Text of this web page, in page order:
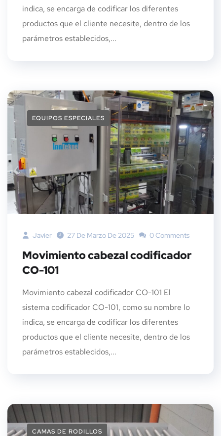
indica, se encarga de codificar los diferentes
productos que el cliente necesite, dentro de los
parámetros establecidos,...
EQUIPOS ESPECIALES
Javier 27 De Marzo De 2025 0 Comments
Movimiento cabezal codificador
CO-101
Movimiento cabezal codificador CO-101 El
sistema codificador CO-101, como su nombre lo
indica, se encarga de codificar los diferentes
productos que el cliente necesite, dentro de los
parámetros establecidos,...
CAMAS DE RODILLOS